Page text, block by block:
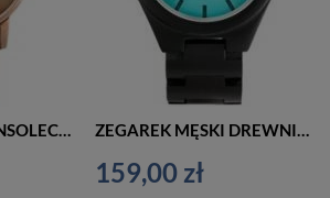
159,00 zł